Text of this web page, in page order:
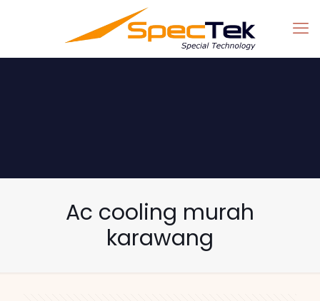
Ac cooling murah
karawang